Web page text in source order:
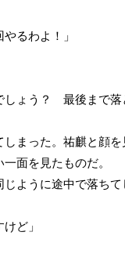
るわよ！」
しょう？ 最後まで
まった。祐麒と顔を
面を見たものだ。
ように途中で落ち
ど」